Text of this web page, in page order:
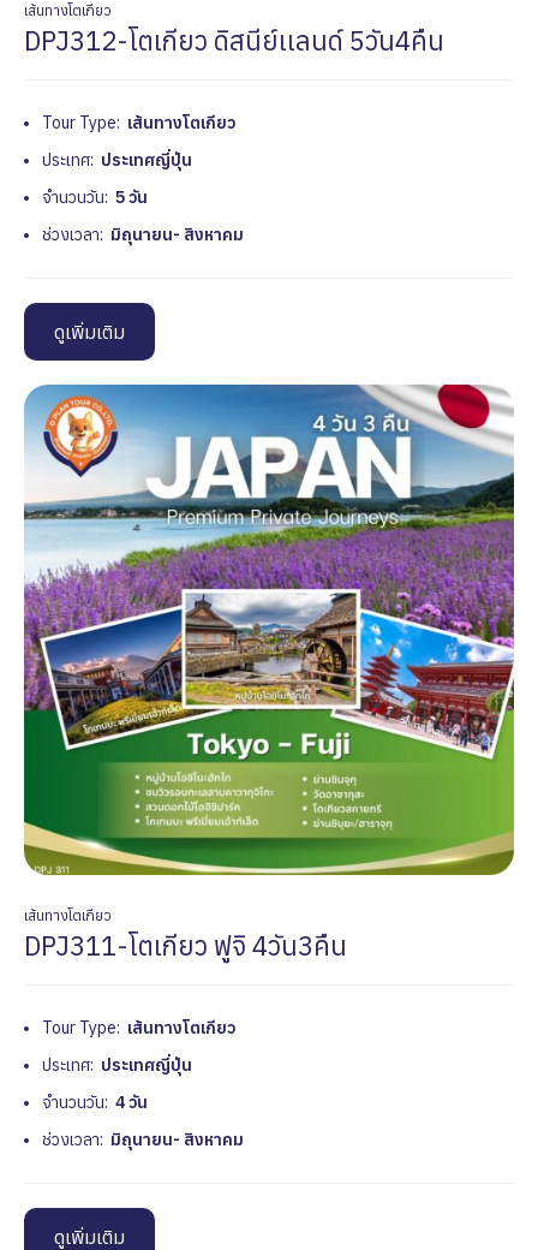
เส้นทางโตเกียว
DPJ312-โตเกียว ดิสนีย์เเลนด์ 5วัน4คืน
Tour Type: เส้นทางโตเกียว
ประเทศ: ประเทศญี่ปุ่น
จำนวนวัน: 5 วัน
ช่วงเวลา: มิถุนายน- สิงหาคม
ดูเพิ่มเติม
เส้นทางโตเกียว
DPJ311-โตเกียว ฟูจิ 4วัน3คืน
Tour Type: เส้นทางโตเกียว
ประเทศ: ประเทศญี่ปุ่น
จำนวนวัน: 4 วัน
ช่วงเวลา: มิถุนายน- สิงหาคม
ดูเพิ่มเติม